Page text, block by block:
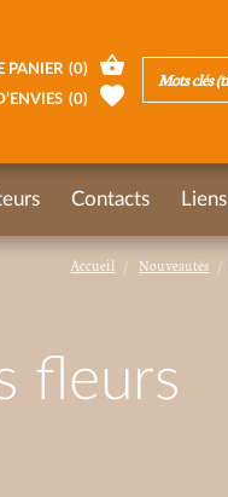
Accueil Nouveautés
fleurs
PANIER (0)
(0)
Contacts Liens